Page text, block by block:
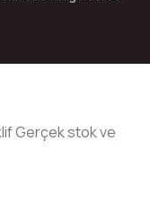
Gerçek stok ve